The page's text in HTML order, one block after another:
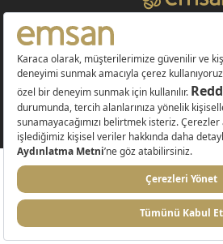
© 2026 EMSAN A.Ş. Tüm